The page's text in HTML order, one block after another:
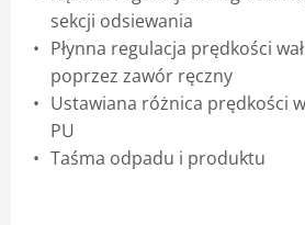
sekcji odsiewania
Płynna regulacja prędkości
poprzez zawór ręczny
Ustawiana różnica prędkości
PU
Taśma odpadu i produktu